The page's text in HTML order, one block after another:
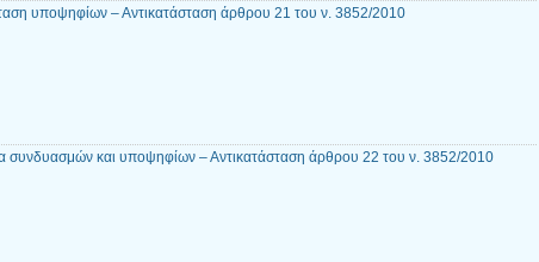
υποψηφίων – Αντικατάσταση άρθρου 21 του ν. 3852/2010
συνδυασμών και υποψηφίων – Αντικατάσταση άρθρου 22 του ν. 3852/2010